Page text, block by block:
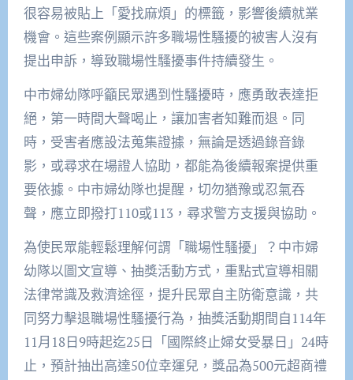
很容易被貼上「愛找麻煩」的標籤，影響後續就業
機會。這些案例顯示許多職場性騷擾的被害人沒有
提出申訴，導致職場性騷擾事件持續發生。
中市婦幼隊呼籲民眾遇到性騷擾時，應勇敢表達拒
絕，第一時間大聲喝止，讓加害者知難而退。同
時，受害者應設法蒐集證據，無論是透過錄音錄
影，或尋求在場證人協助，都能為後續報案提供重
要依據。中市婦幼隊也提醒，切勿猶豫或忍氣吞
聲，應立即撥打110或113，尋求警方支援與協助。
為使民眾能輕鬆理解何謂「職場性騷擾」？中市婦
幼隊以圖文宣導、抽獎活動方式，重點式宣導相關
法律常識及救濟途徑，提升民眾自主防衛意識，共
同努力擊退職場性騷擾行為，抽獎活動期間自114年
11月18日9時起迄25日「國際終止婦女受暴日」24時
止，預計抽出高達50位幸運兒，獎品為500元超商禮